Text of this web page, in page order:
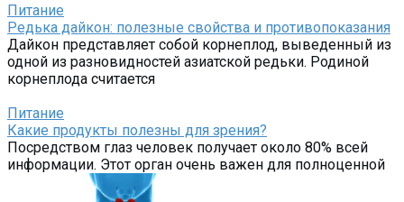
Питание
Редька дайкон: полезные свойства и противопоказания
Дайкон представляет собой корнеплод, выведенный из
одной из разновидностей азиатской редьки. Родиной
корнеплода считается
Питание
Какие продукты полезны для зрения?
Посредством глаз человек получает около 80% всей
информации. Этот орган очень важен для полноценной